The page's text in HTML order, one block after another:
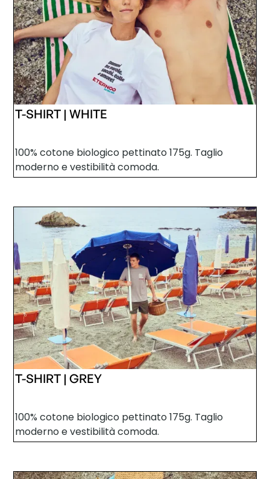
T-SHIRT | WHITE
100% cotone biologico pettinato 175g. Taglio
moderno e vestibilità comoda.
T-SHIRT | GREY
100% cotone biologico pettinato 175g. Taglio
moderno e vestibilità comoda.